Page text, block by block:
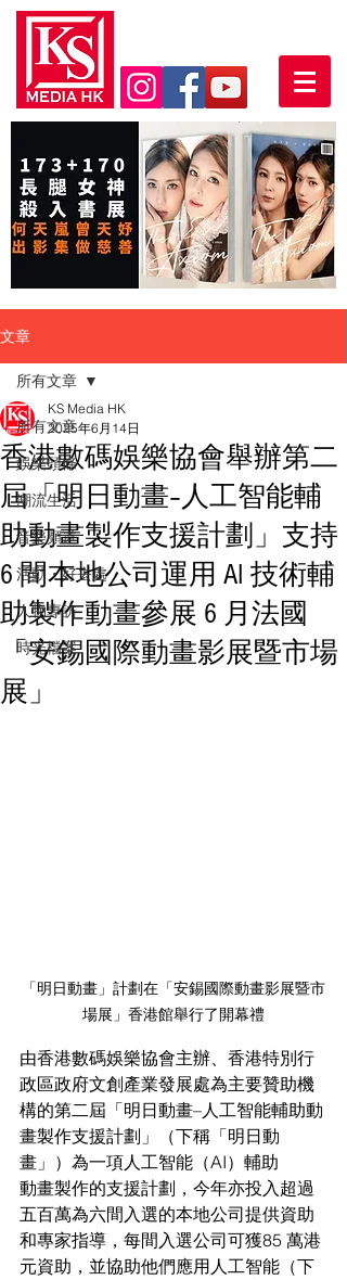
文章
所有文章
娛樂頭條
潮流生活
音樂頻道
活動・好去處
人物專訪
時光檔案
所有文章
香港數碼娛樂協會舉辦第二
屆「明日動畫–人工智能輔
助動畫製作支援計劃」支持
6 間本地公司運用 AI 技術輔
助製作動畫參展 6 月法國
「安錫國際動畫影展暨市場
展」
KS Media HK
2025年6月14日
「明日動畫」計劃在「安錫國際動畫影展暨市
場展」香港館舉行了開幕禮
由香港數碼娛樂協會主辦、香港特別行
政區政府文創產業發展處為主要贊助機
構的第二屆「明日動畫–人工智能輔助動
畫製作支援計劃」（下稱「明日動
畫」）為一項人工智能（AI）輔助
動畫製作的支援計劃，今年亦投入超過
五百萬為六間入選的本地公司提供資助
和專家指導，每間入選公司可獲85 萬港
元資助，並協助他們應用人工智能（下